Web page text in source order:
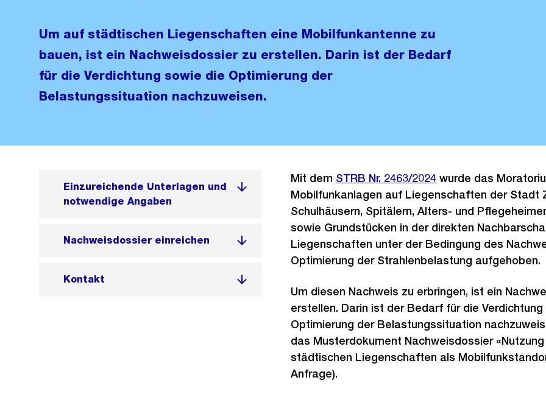
Um auf städtischen Liegenschaften eine Mobilfunkantenne zu
bauen, ist ein Nachweisdossier zu erstellen. Darin ist der Bedarf
für die Verdichtung sowie die Optimierung der
Belastungssituation nachzuweisen.
Einzureichende Unterlagen und
notwendige Angaben
Nachweisdossier einreichen
Kontakt
Mit dem STRB Nr. 2463/2024 wurde das
Mobilfunkanlagen auf Liegenschaften der Stadt
Schulhäusern, Spitälern, Alters- und
sowie Grundstücken in der direkten
Liegenschaften unter der Bedingung des
Optimierung der Strahlenbelastung aufgehoben.
Um diesen Nachweis zu erbringen, ist ein
erstellen. Darin ist der Bedarf für die
Optimierung der Belastungssituation
das Musterdokument Nachweisdossier
städtischen Liegenschaften als
Anfrage).